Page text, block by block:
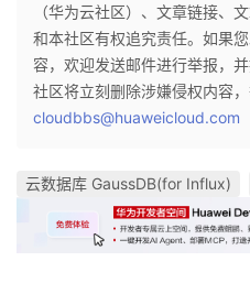
（华为云社区）、文章链接、
和本社区有权追究责任。如果
容，欢迎发送邮件进行举报，
社区将立刻删除涉嫌侵权内容，
cloudbbs@huaweicloud.com
云数据库 GaussDB(for Influx)